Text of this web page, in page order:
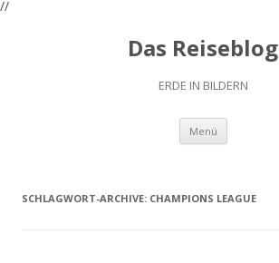
//
Das Reiseblog
ERDE IN BILDERN
Menü Zum
springen
SCHLAGWORT-ARCHIVE: CHAMPIONS LEAGUE